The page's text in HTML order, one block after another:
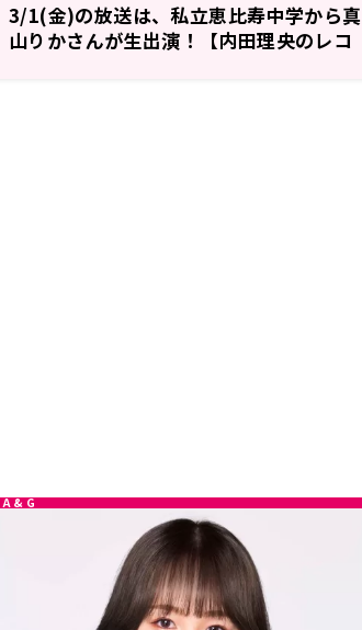
3/1(金)の放送は、私立恵比寿中学から真
山りかさんが生出演！【内田理央のレコ